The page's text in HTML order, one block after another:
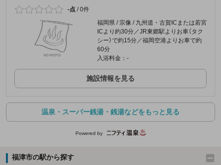
-点 /0件
福岡県 / 宗像 / 九州道・古賀ICまたは若宮
ICより約30分／JR東郷駅よりお車（タク
シー）で約15分／福岡空港よりお車で約
60分
入浴料金：-
施設情報を見る
温泉・スーパー銭湯・銭湯などをもっと見る
Powered by
福津市の駅から探す